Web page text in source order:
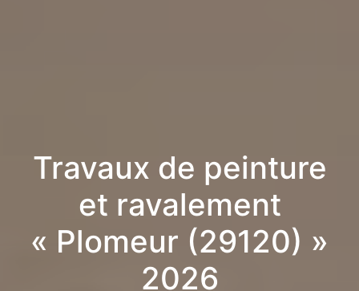
Travaux de peinture
et ravalement
« Plomeur (29120) »
2026